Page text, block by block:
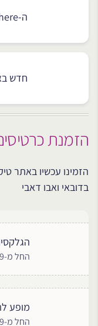
ה-Sphere מגיע לאבו דאבי – כל הפרטים
חדש
הזמנת
הזמינו עכשיו באתר
בדובאי ואבו דאבי
החל מ-₪119
מופע
החל מ-₪179